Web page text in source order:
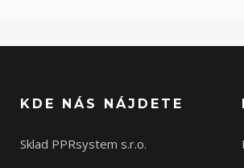
KDE NÁS NÁJDETE
Sklad PPRsystem s.r.o.